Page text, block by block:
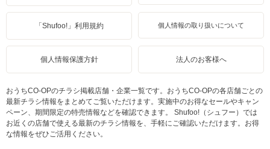
「Shufoo!」利用規約 個人情報の取り扱いについて
個人情報保護方針 法人のお客様へ
おうちCO-OPのチラシ掲載店舗・企業一覧です。おうちCO-OPの各店舗ごとの
最新チラシ情報をまとめてご覧いただけます。実施中のお得なセールやキャン
ペーン、期間限定の特売情報などを確認できます。 Shufoo!（シュフー）では
お近くの店舗で使える最新のチラシ情報を、手軽にご確認いただけます。お得
な情報をぜひご活用ください。